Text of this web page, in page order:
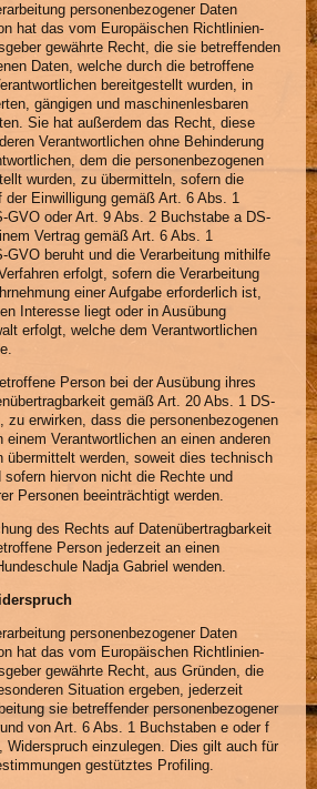
personenbezogener Daten
hat das vom Europäischen Richtlinien-
gewährte Recht, die sie betreffenden
Daten, welche durch die betroffene
bereitgestellt wurden, in
gängigen und maschinenlesbaren
Sie hat außerdem das Recht, diese
Verantwortlichen ohne Behinderung
dem die personenbezogenen
wurden, zu übermitteln, sofern die
der Einwilligung gemäß Art. 6 Abs. 1
GVO oder Art. 9 Abs. 2 Buchstabe a DS-
Vertrag gemäß Art. 6 Abs. 1
GVO beruht und die Verarbeitung mithilfe
erfolgt, sofern die Verarbeitung
einer Aufgabe erforderlich ist,
Interesse liegt oder in Ausübung
erfolgt, welche dem Verantwortlichen
Person bei der Ausübung ihres
gemäß Art. 20 Abs. 1 DS-
zu erwirken, dass die personenbezogenen
einem Verantwortlichen an einen anderen
übermittelt werden, soweit dies technisch
hiervon nicht die Rechte und
Personen beeinträchtigt werden.
des Rechts auf Datenübertragbarkeit
Person jederzeit an einen
Nadja Gabriel wenden.
personenbezogener Daten
hat das vom Europäischen Richtlinien-
gewährte Recht, aus Gründen, die
Situation ergeben, jederzeit
sie betreffender personenbezogener
von Art. 6 Abs. 1 Buchstaben e oder f
Widerspruch einzulegen. Dies gilt auch für
gestütztes Profiling.